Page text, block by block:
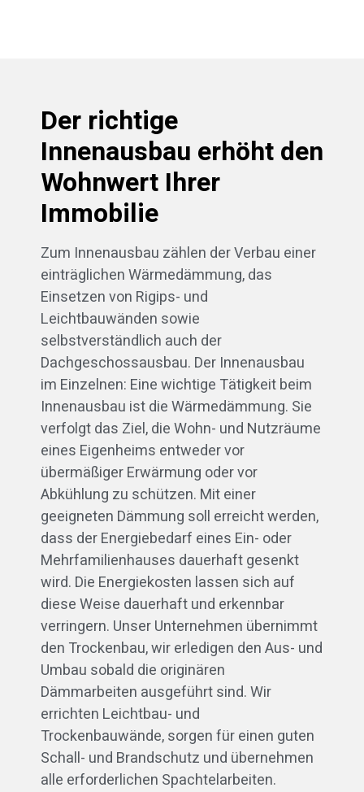
Der richtige
Innenausbau erhöht den
Wohnwert Ihrer
Immobilie
Zum Innenausbau zählen der Verbau einer
einträglichen Wärmedämmung, das
Einsetzen von Rigips- und
Leichtbauwänden sowie
selbstverständlich auch der
Dachgeschossausbau. Der Innenausbau
im Einzelnen: Eine wichtige Tätigkeit beim
Innenausbau ist die Wärmedämmung. Sie
verfolgt das Ziel, die Wohn- und Nutzräume
eines Eigenheims entweder vor
übermäßiger Erwärmung oder vor
Abkühlung zu schützen. Mit einer
geeigneten Dämmung soll erreicht werden,
dass der Energiebedarf eines Ein- oder
Mehrfamilienhauses dauerhaft gesenkt
wird. Die Energiekosten lassen sich auf
diese Weise dauerhaft und erkennbar
verringern. Unser Unternehmen übernimmt
den Trockenbau, wir erledigen den Aus- und
Umbau sobald die originären
Dämmarbeiten ausgeführt sind. Wir
errichten Leichtbau- und
Trockenbauwände, sorgen für einen guten
Schall- und Brandschutz und übernehmen
alle erforderlichen Spachtelarbeiten.